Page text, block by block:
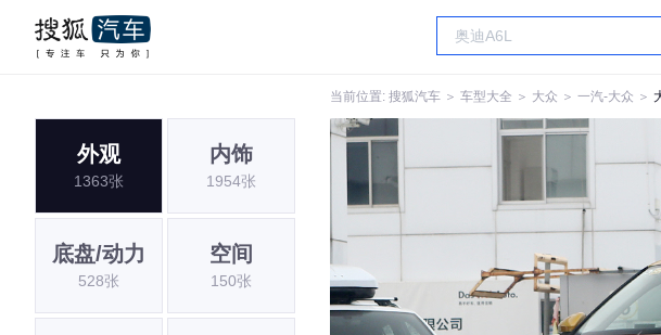
当前位置: 搜狐汽车 ＞ 车型大全 ＞ 大众 ＞ 一汽-大众 ＞
外观
1363张
内饰
1954张
底盘/动力
528张
空间
150张